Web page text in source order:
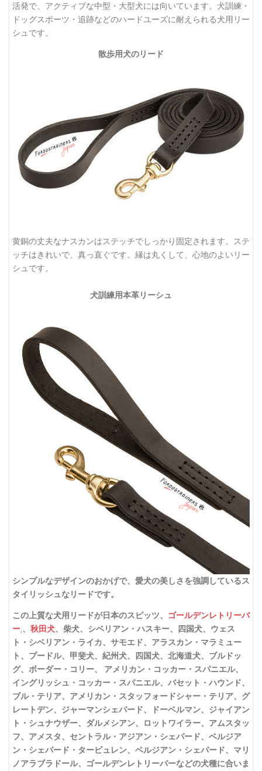
活発で、アクティブな中型・大型犬には向いています。犬訓練・
ドッグスポーツ・追跡などのハードユーズに耐えられる犬用リー
シュです。
散歩用犬のリード
黄銅の丈夫なナスカンはステッチでしっかり固定されます。ステ
ッチはきれいで、真っ直ぐです。縁は丸くして、心地のよいリー
シュです。
犬訓練用本革リーシュ
シンプルなデザインのおかげで、愛犬の美しさを強調しているス
タイリッシュなリードです。
この上質な犬用リードが日本のスピッツ、
ゴールデンレトリーバ
ー 、 秋田犬、柴犬、シベリアン・ハスキー、四国犬、ウェス
ト・シベリアン・ライカ、サモエド、アラスカン・マラミュー
ト、プードル、甲斐犬、紀州犬、四国犬、北海道犬、ブルドッ
グ、ボーダー・コリー、 アメリカン・コッカー・スパニエル、
イングリッシュ・コッカー・スパニエル、バセット・ハウンド、
ブル・テリア、アメリカン・スタッフォードシャー・テリア、グ
レートデン、ジャーマンシェパード、ドーベルマン、ジャイアン
ト・シュナウザー、ダルメシアン、ロットワイラー、アムスタッ
フ、アメスタ、セントラル・アジアン・シェパード、ベルジア
ン・シェパード・タービュレン、ベルジアン・シェパード、マリ
ノアラブラドール、ゴールデンレトリーバーなどの犬種に合いま